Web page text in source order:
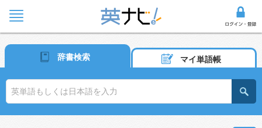
辞書検索 マイ単語帳